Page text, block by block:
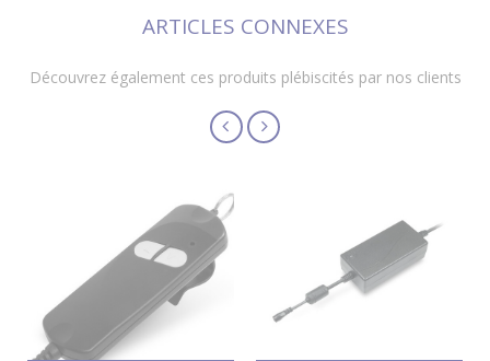
ARTICLES CONNEXES
Découvrez également ces produits plébiscités par nos clients